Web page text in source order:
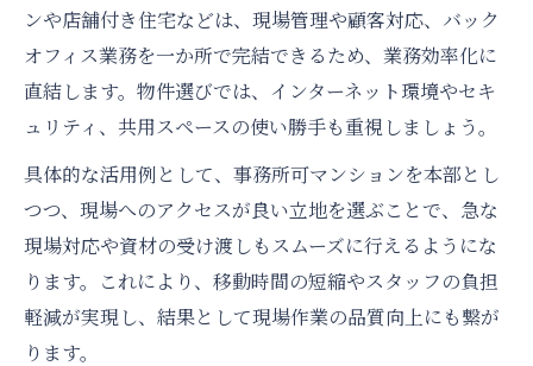
ンや店舗付き住宅などは、現場管理や顧客対応、バック
オフィス業務を一か所で完結できるため、業務効率化に
直結します。物件選びでは、インターネット環境やセキ
ュリティ、共用スペースの使い勝手も重視しましょう。
具体的な活用例として、事務所可マンションを本部とし
つつ、現場へのアクセスが良い立地を選ぶことで、急な
現場対応や資材の受け渡しもスムーズに行えるようにな
ります。これにより、移動時間の短縮やスタッフの負担
軽減が実現し、結果として現場作業の品質向上にも繋が
ります。